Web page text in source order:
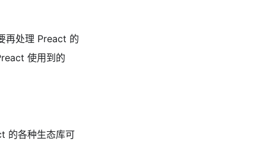
再处理 Preact 的
使用到的
的各种生态库可